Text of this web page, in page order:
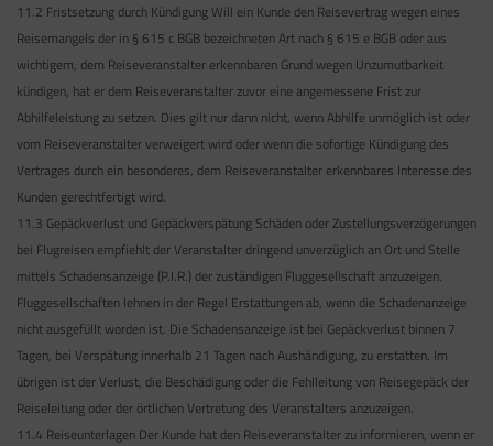
11.2 Fristsetzung durch Kündigung Will ein Kunde den Reisevertrag wegen eines
Reisemangels der in § 615 c BGB bezeichneten Art nach § 615 e BGB oder aus
wichtigem, dem Reiseveranstalter erkennbaren Grund wegen Unzumutbarkeit
kündigen, hat er dem Reiseveranstalter zuvor eine angemessene Frist zur
Abhilfeleistung zu setzen. Dies gilt nur dann nicht, wenn Abhilfe unmöglich ist oder
vom Reiseveranstalter verweigert wird oder wenn die sofortige Kündigung des
Vertrages durch ein besonderes, dem Reiseveranstalter erkennbares Interesse des
Kunden gerechtfertigt wird.
11.3 Gepäckverlust und Gepäckverspätung Schäden oder Zustellungsverzögerungen
bei Flugreisen empfiehlt der Veranstalter dringend unverzüglich an Ort und Stelle
mittels Schadensanzeige (P.I.R.) der zuständigen Fluggesellschaft anzuzeigen.
Fluggesellschaften lehnen in der Regel Erstattungen ab, wenn die Schadenanzeige
nicht ausgefüllt worden ist. Die Schadensanzeige ist bei Gepäckverlust binnen 7
Tagen, bei Verspätung innerhalb 21 Tagen nach Aushändigung, zu erstatten. Im
übrigen ist der Verlust, die Beschädigung oder die Fehlleitung von Reisegepäck der
Reiseleitung oder der örtlichen Vertretung des Veranstalters anzuzeigen.
11.4 Reiseunterlagen Der Kunde hat den Reiseveranstalter zu informieren, wenn er